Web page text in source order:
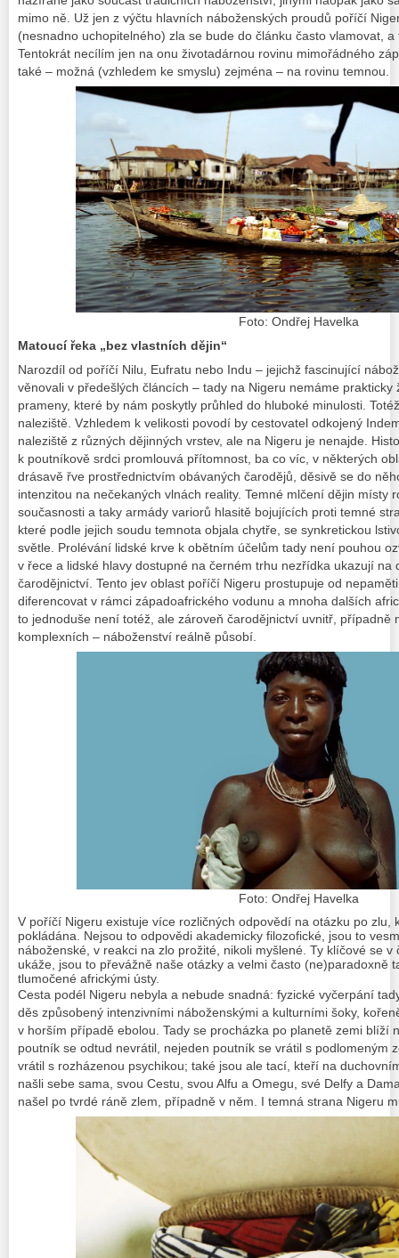
mimo ně. Už jen z výčtu hlavních náboženských proudů poříčí
(nesnadno uchopitelného) zla se bude do článku často vlamovat,
Tentokrát necílím jen na onu životadárnou rovinu mimořádného
také – možná (vzhledem ke smyslu) zejména – na rovinu temnou.
Foto: Ondřej Havelka
Matoucí řeka „bez vlastních dějin“
Narozdíl od poříčí Nilu, Eufratu nebo Indu – jejichž fascinující
věnovali v předešlých článcích – tady na Nigeru nemáme
prameny, které by nám poskytly průhled do hluboké minulosti.
naleziště. Vzhledem k velikosti povodí by cestovatel odkojený
naleziště z různých dějinných vrstev, ale na Nigeru je nenajde.
k poutníkově srdci promlouvá přítomnost, ba co víc, v některých
drásavě řve prostřednictvím obávaných čarodějů, děsivě se do
intenzitou na nečekaných vlnách reality. Temné mlčení dějin místy
současnosti a taky armády variorů hlasitě bojujících proti temné
které podle jejich soudu temnota objala chytře, se synkretickou
světle. Prolévání lidské krve k obětním účelům tady není pouhou
v řece a lidské hlavy dostupné na černém trhu nezřídka ukazují na
čarodějnictví. Tento jev oblast poříčí Nigeru prostupuje od nepaměti
diferencovat v rámci západoafrického vodunu a mnoha dalších
to jednoduše není totéž, ale zároveň čarodějnictví uvnitř, případně
komplexních – náboženství reálně působí.
Foto: Ondřej Havelka
V poříčí Nigeru existuje více rozličných odpovědí na otázku po zlu,
pokládána. Nejsou to odpovědi akademicky filozofické, jsou to
náboženské, v reakci na zlo prožité, nikoli myšlené. Ty klíčové se
ukáže, jsou to převážně naše otázky a velmi často (ne)paradoxně
tlumočené africkými ústy.
Cesta podél Nigeru nebyla a nebude snadná: fyzické vyčerpání
děs způsobený intenzivními náboženskými a kulturními šoky,
v horším případě ebolou. Tady se procházka po planetě zemi blíží
poutník se odtud nevrátil, nejeden poutník se vrátil s podlomeným
vrátil s rozházenou psychikou; také jsou ale tací, kteří na
našli sebe sama, svou Cestu, svou Alfu a Omegu, své Delfy a
našel po tvrdé ráně zlem, případně v něm. I temná strana Nigeru